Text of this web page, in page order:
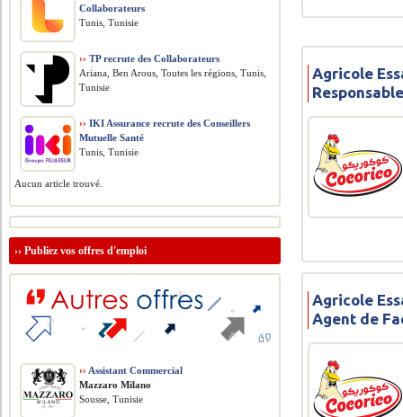
Agricole
Agricole
Agent de
Collaborateurs
Tunis, Tunisie
›› TP recrute des Collaborateurs
Ariana, Ben Arous, Toutes les régions, Tunis,
Tunisie
›› IKI Assurance recrute des Conseillers
Mutuelle Santé
Tunis, Tunisie
Aucun article trouvé.
››Publiez vos offres d'emploi
›› Assistant Commercial
Mazzaro Milano
Sousse, Tunisie